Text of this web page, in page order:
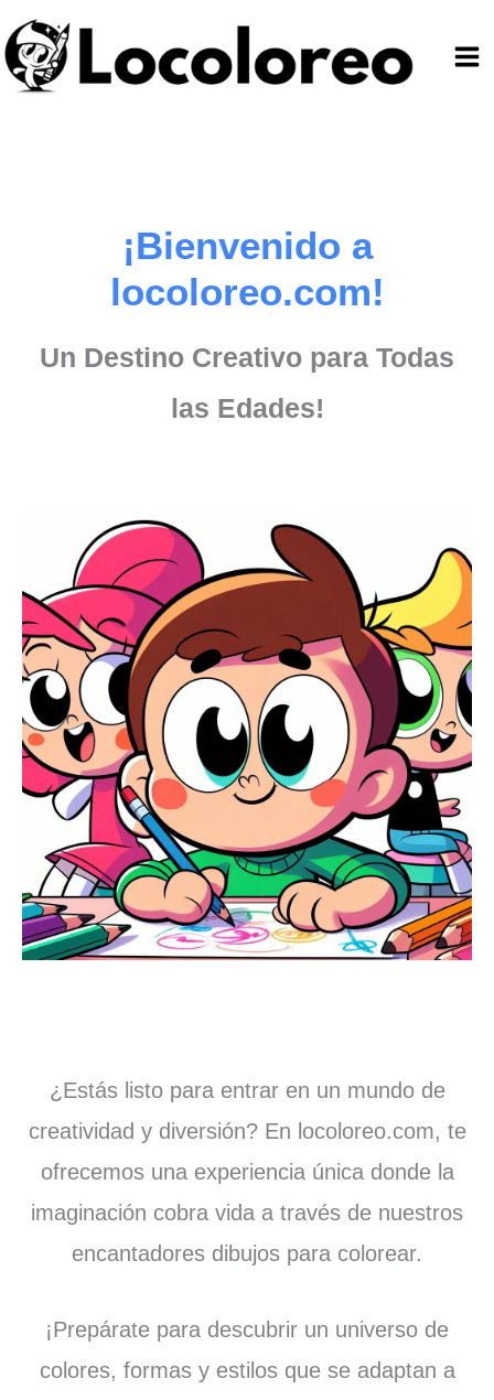
al
contenido
¡Bienvenido a
locoloreo.com!
Un Destino Creativo para Todas
las Edades!
¿Estás listo para entrar en un mundo de
creatividad y diversión? En locoloreo.com, te
ofrecemos una experiencia única donde la
imaginación cobra vida a través de nuestros
encantadores dibujos para colorear.
¡Prepárate para descubrir un universo de
colores, formas y estilos que se adaptan a